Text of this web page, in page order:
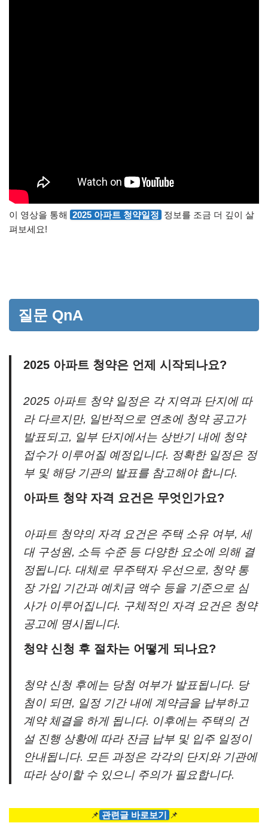
이 영상을 통해 2025 아파트 청약일정 정보를 조금 더 깊이 살
펴보세요!
질문 QnA
2025 아파트 청약은 언제 시작되나요?
2025 아파트 청약 일정은 각 지역과 단지에 따
라 다르지만, 일반적으로 연초에 청약 공고가
발표되고, 일부 단지에서는 상반기 내에 청약
접수가 이루어질 예정입니다. 정확한 일정은 정
부 및 해당 기관의 발표를 참고해야 합니다.
아파트 청약 자격 요건은 무엇인가요?
아파트 청약의 자격 요건은 주택 소유 여부, 세
대 구성원, 소득 수준 등 다양한 요소에 의해 결
정됩니다. 대체로 무주택자 우선으로, 청약 통
장 가입 기간과 예치금 액수 등을 기준으로 심
사가 이루어집니다. 구체적인 자격 요건은 청약
공고에 명시됩니다.
청약 신청 후 절차는 어떻게 되나요?
청약 신청 후에는 당첨 여부가 발표됩니다. 당
첨이 되면, 일정 기간 내에 계약금을 납부하고
계약 체결을 하게 됩니다. 이후에는 주택의 건
설 진행 상황에 따라 잔금 납부 및 입주 일정이
안내됩니다. 모든 과정은 각각의 단지와 기관에
따라 상이할 수 있으니 주의가 필요합니다.
📌 관련글 바로보기 📌